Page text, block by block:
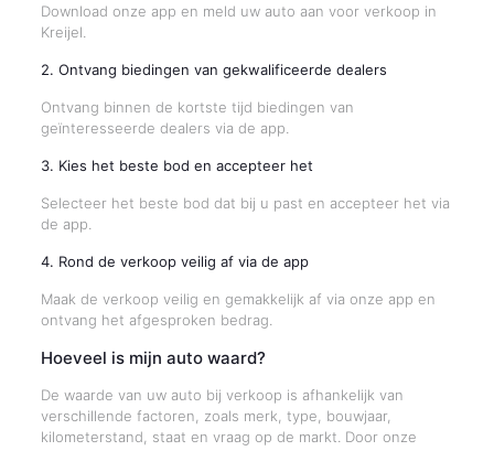
Download onze app en meld uw auto aan voor verkoop in
Kreijel.
2. Ontvang biedingen van gekwalificeerde dealers
Ontvang binnen de kortste tijd biedingen van
geïnteresseerde dealers via de app.
3. Kies het beste bod en accepteer het
Selecteer het beste bod dat bij u past en accepteer het via
de app.
4. Rond de verkoop veilig af via de app
Maak de verkoop veilig en gemakkelijk af via onze app en
ontvang het afgesproken bedrag.
Hoeveel is mijn auto waard?
De waarde van uw auto bij verkoop is afhankelijk van
verschillende factoren, zoals merk, type, bouwjaar,
kilometerstand, staat en vraag op de markt. Door onze